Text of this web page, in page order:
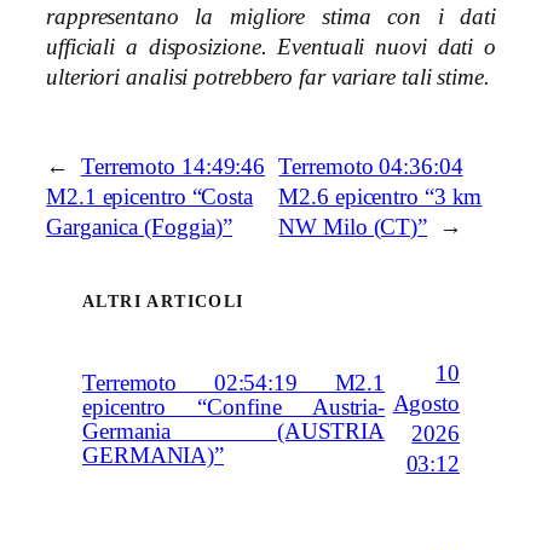
rappresentano la migliore stima con i dati
ufficiali a disposizione. Eventuali nuovi dati o
ulteriori analisi potrebbero far variare tali stime.
←
Terremoto 14:49:46
M2.1 epicentro “Costa
Garganica (Foggia)”
Terremoto 04:36:04
M2.6 epicentro “3 km
NW Milo (CT)”
→
ALTRI ARTICOLI
Terremoto 02:54:19 M2.1
epicentro “Confine Austria-
Germania (AUSTRIA
GERMANIA)”
10
Agosto
2026
03:12